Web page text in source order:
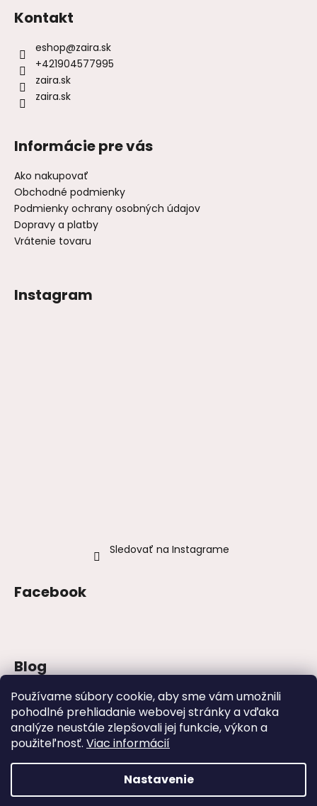
Používame súbory cookie, aby sme vám umožnili
pohodlné prehliadanie webovej stránky a vďaka
analýze neustále zlepšovali jej funkcie, výkon a
použiteľnosť. Viac informácií
Nastavenie
Kontakt
eshop@zaira.sk
+421904577995
zaira.sk
zaira.sk
Informácie pre vás
Ako nakupovať
Obchodné podmienky
Podmienky ochrany osobných údajov
Dopravy a platby
Vrátenie tovaru
Instagram
Sledovať na Instagrame
Facebook
Blog
Šaty na stužkovú 2026: trendy, farby a
strihy
Najväčšie módne chyby, ktoré ženy robia
na svadbách
Svadby – tipy, ako sa obliecť na svadbu